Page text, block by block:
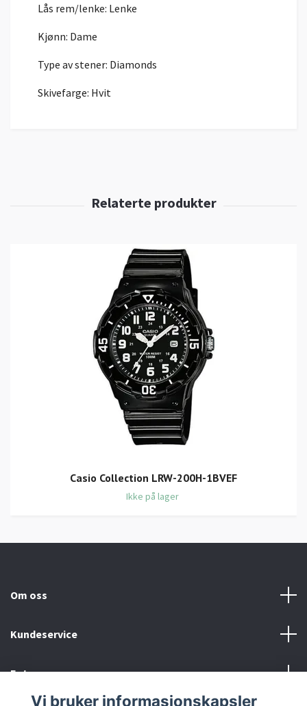
Lås rem/lenke: Lenke
Kjønn: Dame
Type av stener: Diamonds
Skivefarge: Hvit
Casio Collection LRW-200H-1BVEF
Ikke på lager
Om oss
Kundeservice
Fotmeny
Vi bruker informasjonskapsler